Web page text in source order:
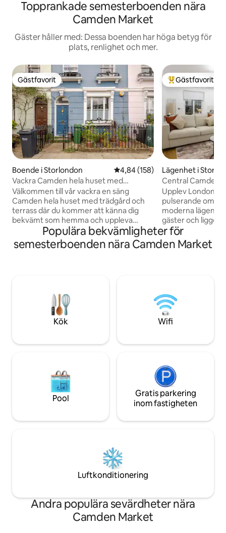
Topprankade semesterboenden nära
Camden Market
Gäster håller med: Dessa boenden har höga betyg för
plats, renlighet och mer.
Gästfavorit
Gästfavorit
Boende i Storlondon 4,84 av 5 i genomsnittligt
4,84 (158)
Vackra Camden hela huset med
trädgård och terrass
Välkommen till vår vackra en säng
Camden hela huset med trädgård och
terrass där du kommer att känna dig
bekvämt som hemma och uppleva
staden som en lokalinvånare. Bara 8
minuters promenad till Camden Town
Metro/Station + 15 minuter till Kings
utsikten utanför. Camden! Det finns
många ställen att äta, dricka, handla och
utforska i närheten. 2 stormarknader är
öppna dygnet runt
Populär
Gästfavorit
Lägenhet i
Central Camden
Upplev London
pulserande
moderna
gäster och ligger
världsberömda
Camden Lock
gatumat,
utrustat kök,
dedikerad
fritidsboenden
Populära bekvämligheter för
semesterboenden nära Camden Market
Kök Wifi
Pool
Gratis parkering
inom fastigheten
Luftkonditionering
Andra populära sevärdheter nära
Camden Market